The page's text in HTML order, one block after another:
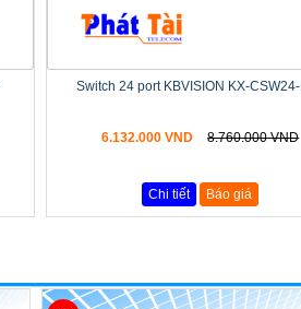
Switch 24 port KBVISION KX-
6.132.000 VND 8.760.000 VND
Chi tiết Báo giá